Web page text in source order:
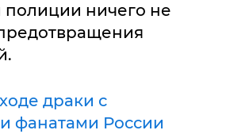
полиции ничего не
драки с
фанатами России